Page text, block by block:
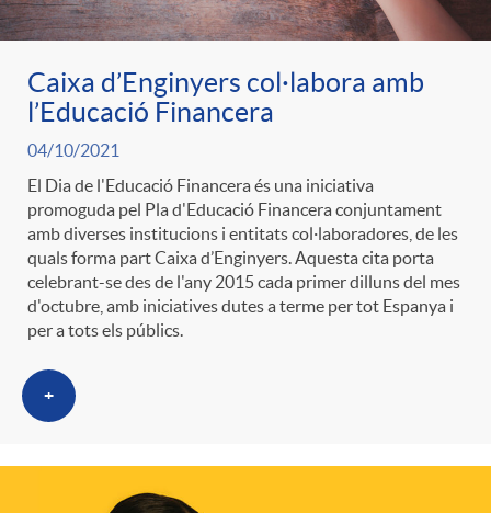
r
a
S
a
l
a
d
p
e
r
c
a
t
e
n
i
d
o
A
i
c
a
d
o
r
Caixa d’Enginyers col·labora amb
l’Educació Financera
04/10/2021
El Dia de l'Educació Financera és una iniciativa
promoguda pel Pla d'Educació Financera conjuntament
amb diverses institucions i entitats col·laboradores, de les
quals forma part Caixa d’Enginyers. Aquesta cita porta
celebrant-se des de l'any 2015 cada primer dilluns del mes
d'octubre, amb iniciatives dutes a terme per tot Espanya i
per a tots els públics.
+